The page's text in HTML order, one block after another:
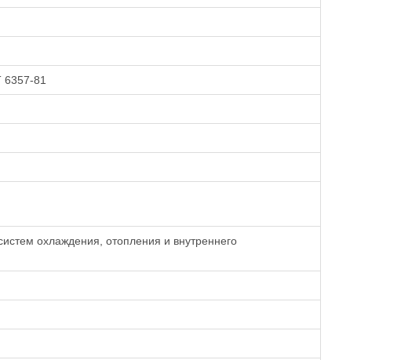
6357-81
охлаждения, отопления и внутреннего